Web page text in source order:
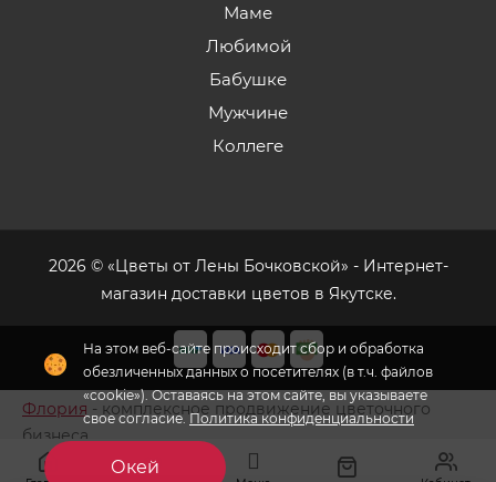
На этом веб-сайте происходит сбор и обработка
обезличенных данных о посетителях (в т.ч. файлов
«cookie»). Оставаясь на этом сайте, вы указываете
свое согласие.Политика конфиденциальности
Окей
Маме
Любимой
Бабушке
Мужчине
Коллеге
2026 © «Цветы от Лены Бочковской» - Интернет-
магазин доставки цветов в Якутске.
Флория - комплексное продвижение цветочного
бизнеса